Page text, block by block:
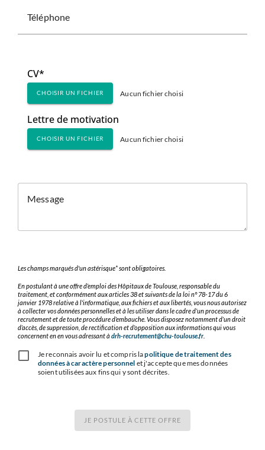
Téléphone
CV*
CHOISIR UN FICHIER Aucun fichier choisi
Lettre de motivation
CHOISIR UN FICHIER Aucun fichier choisi
Message
Les champs marqués d'un astérisque* sont obligatoires.
En postulant à une offre d’emploi des Hôpitaux de Toulouse, responsable du
traitement, et conformément aux articles 38 et suivants de la loi n° 78-17 du 6
janvier 1978 relative à l'informatique, aux fichiers et aux libertés, vous nous autorisez
à collecter vos données personnelles et à les utiliser dans le cadre d’un processus de
recrutement et de toute procédure d’embauche. Vous disposez notamment d’un droit
d’accès, de suppression, de rectification et d’opposition aux informations qui vous
concernent en en vous adressant à drh-recrutement@chu-toulouse.fr
Je reconnais avoir lu et compris lapolitique de traitement des
données à caractère personnel et j'accepte que mes données
soient utilisées aux fins qui y sont décrites.
JE POSTULE À CETTE OFFRE